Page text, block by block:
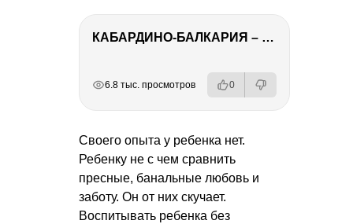
КАБАРДИНО-БАЛКАРИЯ – ПУТЕШЕСТВИЕ НА КАВКАЗ часть 3
6.8 тыс. просмотров 0
Своего опыта у ребенка нет.
Ребенку не с чем сравнить
пресные, банальные любовь и
заботу. Он от них скучает.
Воспитывать ребенка без